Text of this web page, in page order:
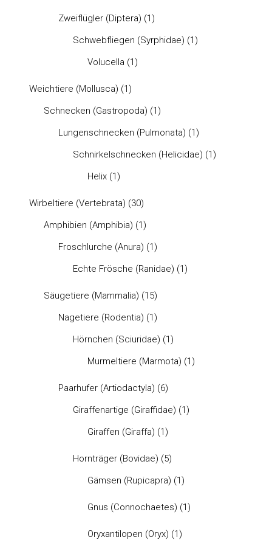
Zweiflügler (Diptera) (1)
Schwebfliegen (Syrphidae) (1)
Volucella (1)
Weichtiere (Mollusca) (1)
Schnecken (Gastropoda) (1)
Lungenschnecken (Pulmonata) (1)
Schnirkelschnecken (Helicidae) (1)
Helix (1)
Wirbeltiere (Vertebrata) (30)
Amphibien (Amphibia) (1)
Froschlurche (Anura) (1)
Echte Frösche (Ranidae) (1)
Säugetiere (Mammalia) (15)
Nagetiere (Rodentia) (1)
Hörnchen (Sciuridae) (1)
Murmeltiere (Marmota) (1)
Paarhufer (Artiodactyla) (6)
Giraffenartige (Giraffidae) (1)
Giraffen (Giraffa) (1)
Hornträger (Bovidae) (5)
Gämsen (Rupicapra) (1)
Gnus (Connochaetes) (1)
Oryxantilopen (Oryx) (1)